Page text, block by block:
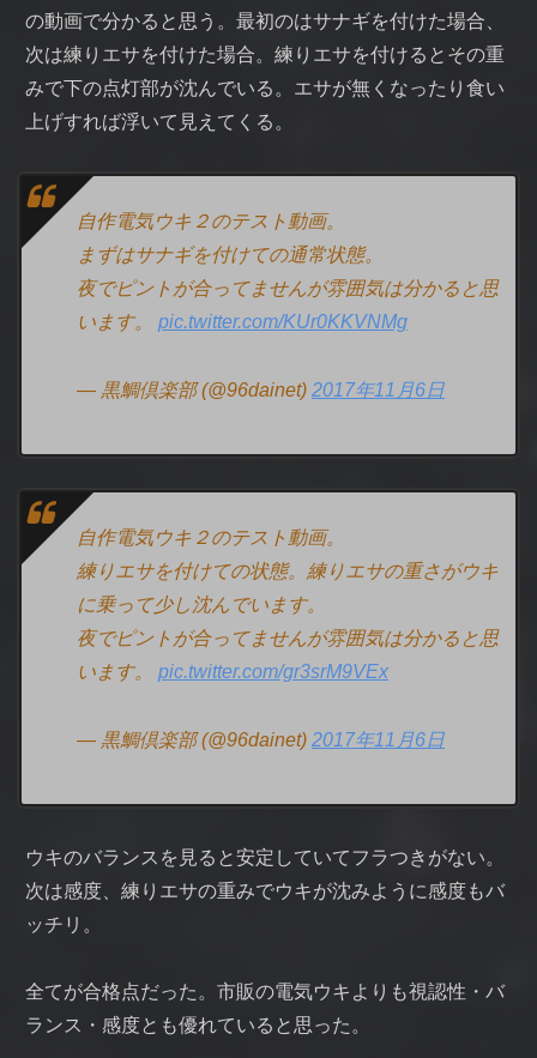
の動画で分かると思う。最初のはサナギを付けた場合、
次は練りエサを付けた場合。練りエサを付けるとその重
みで下の点灯部が沈んでいる。エサが無くなったり食い
上げすれば浮いて見えてくる。
自作電気ウキ２のテスト動画。
まずはサナギを付けての通常状態。
夜でピントが合ってませんが雰囲気は分かると思
います。 pic.twitter.com/KUr0KKVNMg
— 黒鯛倶楽部 (@96dainet) 2017年11月6日
自作電気ウキ２のテスト動画。
練りエサを付けての状態。練りエサの重さがウキ
に乗って少し沈んでいます。
夜でピントが合ってませんが雰囲気は分かると思
います。 pic.twitter.com/gr3srM9VEx
— 黒鯛倶楽部 (@96dainet) 2017年11月6日
ウキのバランスを見ると安定していてフラつきがない。
次は感度、練りエサの重みでウキが沈みように感度もバ
ッチリ。
全てが合格点だった。市販の電気ウキよりも視認性・バ
ランス・感度とも優れていると思った。